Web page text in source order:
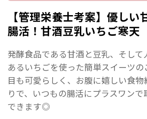
【管理栄養士考案】優しい
腸活！甘酒豆乳いちご寒天
発酵食品である甘酒と豆乳、そして
あるいちごを使った簡単スイーツの
目も可愛らしく、お腹に嬉しい食
りで、いつもの腸活にプラスワン
できます◎